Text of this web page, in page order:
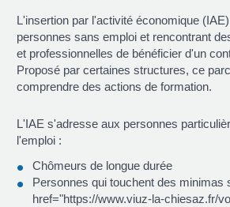
L'insertion par l'activité économique
personnes sans emploi et rencontrant
et professionnelles de bénéficier d'un
Proposé par certaines structures, ce
comprendre des actions de formation.
L'IAE s'adresse aux personnes
l'emploi :
Chômeurs de longue durée
Personnes qui touchent des minimas
href="https://www.viuz-la-chiesaz.fr/